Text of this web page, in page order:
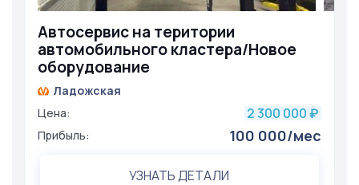
Автосервис на територии
автомобильного кластера/Новое
оборудование
Ладожская
Цена:
2 300 000 ₽
Прибыль: 100 000/мес
УЗНАТЬ ДЕТАЛИ